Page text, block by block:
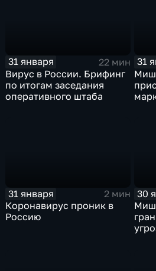
31 января
22 мин
Вирус в России. Брифинг
по итогам заседания
оперативного штаба
31
31 января
2 мин
Коронавирус проник в
Россию
30